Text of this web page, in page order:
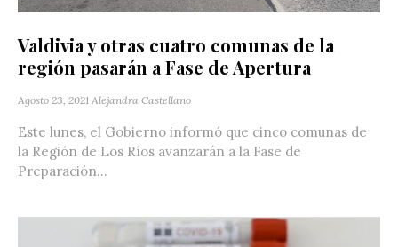
Valdivia y otras cuatro comunas de la
región pasarán a Fase de Apertura
Agosto 23, 2021 Alejandra Castellano
Este lunes, el Gobierno informó que cinco comunas de
la Región de Los Ríos avanzarán a la Fase de
Preparación...